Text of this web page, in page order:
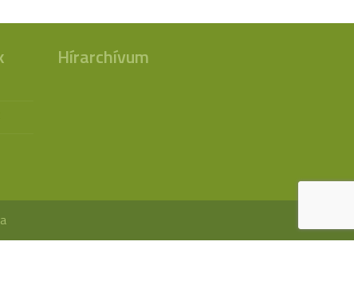
Hírarchívum